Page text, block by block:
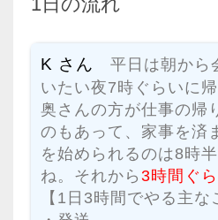
K さん 平日は朝から
いたい夜7時ぐらいに
奥さんの方が仕事の帰
のもあって、家事を済
を始められるのは8時
ね。それから3時間ぐ
【1日3時間でやる主な